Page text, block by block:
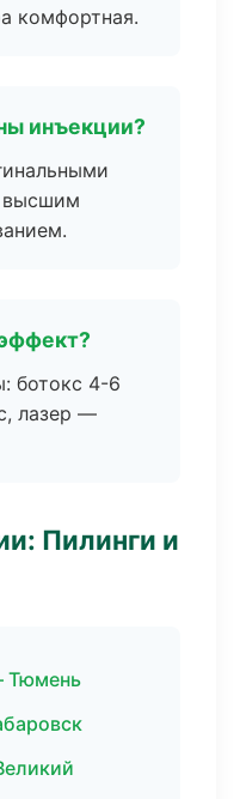
комфортная.
инъекции?
высшим
ботокс 4-6
лазер —
Пилинги и
Тюмень